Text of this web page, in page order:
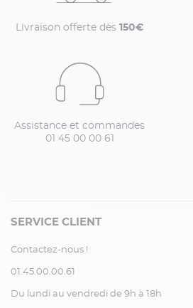
Livraison offerte dès 150€
Assistance et commandes
01 45 00 00 61
SERVICE CLIENT
Contactez-nous !
01.45.00.00.61
Du lundi au vendredi de 9h à 18h